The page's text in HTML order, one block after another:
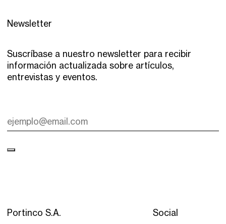
Newsletter
Suscríbase a nuestro newsletter para recibir
información actualizada sobre artículos,
entrevistas y eventos.
Portinco S.A. Social